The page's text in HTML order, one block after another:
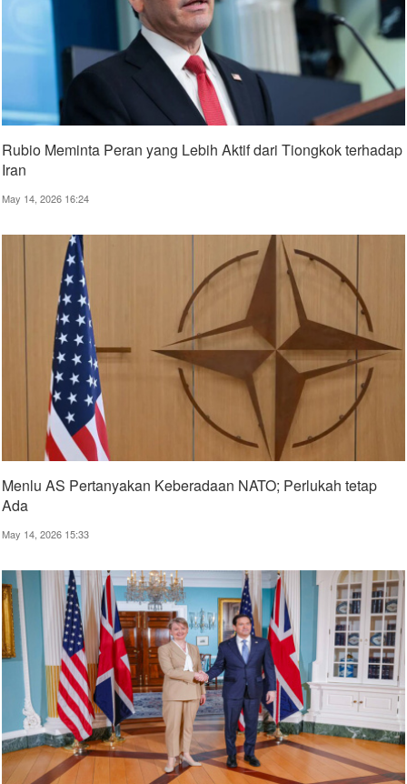
Rubio Meminta Peran yang Lebih Aktif dari Tiongkok terhadap
Iran
May 14, 2026 16:24
Menlu AS Pertanyakan Keberadaan NATO; Perlukah tetap
Ada
May 14, 2026 15:33